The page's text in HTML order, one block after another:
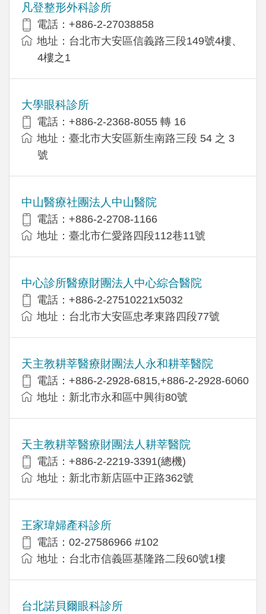
凡登整形外科診所
電話：+886-2-27038858
地址：台北市大安區信義路三段149號4樓、
4樓之1
大學眼科診所
電話：+886-2-2368-8055 轉 16
地址：臺北市大安區新生南路三段 54 之 3
號
中山醫療社團法人中山醫院
電話：+886-2-2708-1166
地址：臺北市仁愛路四段112巷11號
中心診所醫療財團法人中心綜合醫院
電話：+886-2-27510221x5032
地址：台北市大安區忠孝東路四段77號
天主教耕莘醫療財團法人永和耕莘醫院
電話：+886-2-2928-6815,+886-2-2928-6060
地址：新北市永和區中興街80號
天主教耕莘醫療財團法人耕莘醫院
電話：+886-2-2219-3391(總機)
地址：新北市新店區中正路362號
王家瑋婦產科診所
電話：02-27586966 #102
地址：台北市信義區基隆路二段60號1樓
台北諾貝爾眼科診所